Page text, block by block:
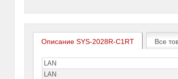
Описание SYS-2028R-C1RT Все
LAN
LAN